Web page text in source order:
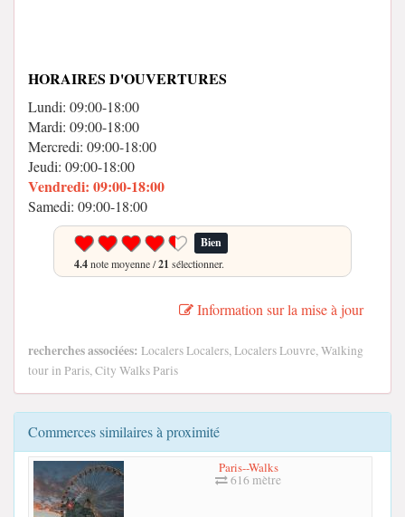
HORAIRES D'OUVERTURES
Lundi: 09:00-18:00
Mardi: 09:00-18:00
Mercredi: 09:00-18:00
Jeudi: 09:00-18:00
Vendredi: 09:00-18:00
Samedi: 09:00-18:00
Bien
4.4note moyenne /21 sélectionner.
Information sur la mise à jour
recherches associées: Localers Localers, Localers Louvre, Walking
tour in Paris, City Walks Paris
Commerces similaires à proximité
Paris--Walks
616 mètre